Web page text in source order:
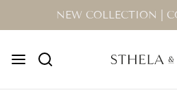
NEW COLLECTION |